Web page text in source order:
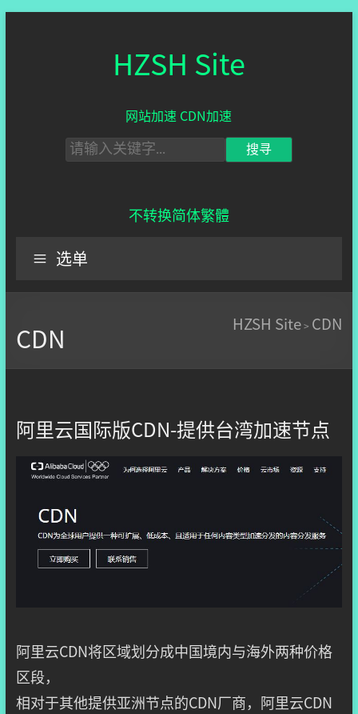
HZSH Site
网站加速 CDN加速
不转换简体繁體
选单
CDN HZSH Site> CDN
阿里云国际版CDN-提供台湾加速节点
阿里云CDN将区域划分成中国境内与海外两种价格
区段，
相对于其他提供亚洲节点的CDN厂商，阿里云CDN